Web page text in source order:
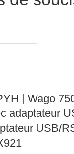
| Wago
adaptateur
USB/